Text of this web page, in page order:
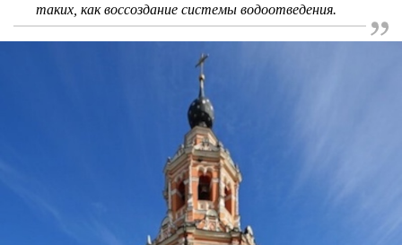
таких, как воссоздание системы водоотведения.